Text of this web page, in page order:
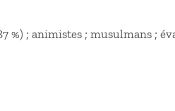
%) ; animistes ; musulmans ;